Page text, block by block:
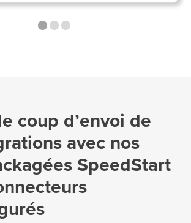
coup d’envoi de
avec nos
SpeedStart